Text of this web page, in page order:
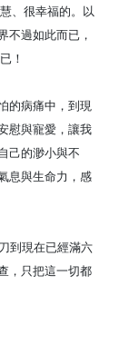
、很幸福的。以
不過如此而已，
！
的病痛中，到現
慰與寵愛，讓我
己的渺小與不
息與生命力，感
到現在已經滿六
，只把這一切都